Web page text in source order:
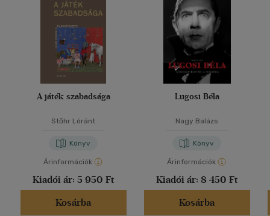
A játék szabadsága
Stőhr Lóránt
Könyv
Árinformációk
Kiadói ár: 5 950 Ft
Kosárba
Lugosi Béla
Nagy Balázs
Könyv
Árinformációk
Kiadói ár: 8 450 Ft
Kosárba